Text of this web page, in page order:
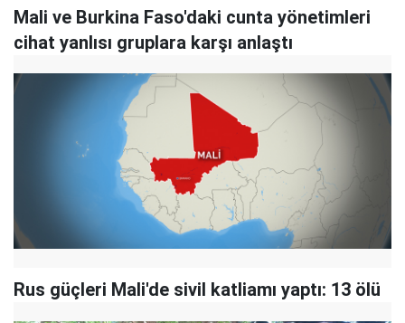
Mali ve Burkina Faso'daki cunta yönetimleri
cihat yanlısı gruplara karşı anlaştı
Rus güçleri Mali'de sivil katliamı yaptı: 13 ölü